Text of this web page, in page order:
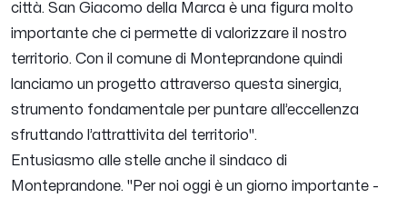
città. San Giacomo della Marca è una figura molto
importante che ci permette di valorizzare il nostro
territorio. Con il comune di Monteprandone quindi
lanciamo un progetto attraverso questa sinergia,
strumento fondamentale per puntare all’eccellenza
sfruttando l’attrattivita del territorio''.
Entusiasmo alle stelle anche il sindaco di
Monteprandone. ''Per noi oggi è un giorno importante -